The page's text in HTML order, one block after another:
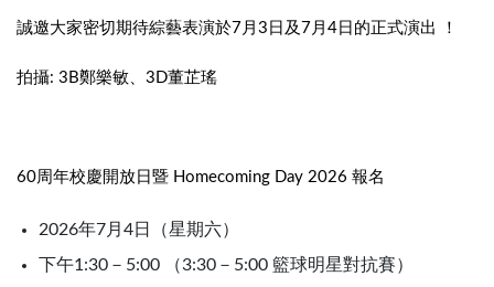
誠邀大家密切期待綜藝表演於7月3日及7月4日的正式演出 ！
拍攝: 3B鄭樂敏、3D董芷瑤
60周年校慶開放日暨 Homecoming Day 2026 報名
2026年7月4日（星期六）
下午1:30－5:00 （3:30－5:00 籃球明星對抗賽）